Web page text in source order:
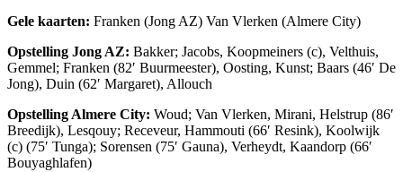
Gele kaarten: Franken (Jong AZ) Van Vlerken (Almere City)
Opstelling Jong AZ: Bakker; Jacobs, Koopmeiners (c), Velthuis,
Gemmel; Franken (82′ Buurmeester), Oosting, Kunst; Baars (46′ De
Jong), Duin (62′ Margaret), Allouch
Opstelling Almere City: Woud; Van Vlerken, Mirani, Helstrup (86′
Breedijk), Lesqouy; Receveur, Hammouti (66′ Resink), Koolwijk
(c) (75′ Tunga); Sorensen (75′ Gauna), Verheydt, Kaandorp (66′
Bouyaghlafen)